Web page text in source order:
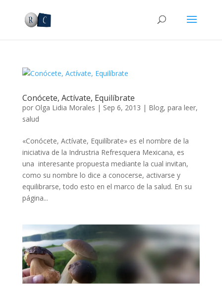
Conócete, Actívate, Equilíbrate
por Olga Lidia Morales | Sep 6, 2013 | Blog, para leer,
salud
«Conócete, Actívate, Equilíbrate» es el nombre de la
iniciativa de la Indrustria Refresquera Mexicana, es
una interesante propuesta mediante la cual invitan,
como su nombre lo dice a conocerse, activarse y
equilibrarse, todo esto en el marco de la salud. En su
página...